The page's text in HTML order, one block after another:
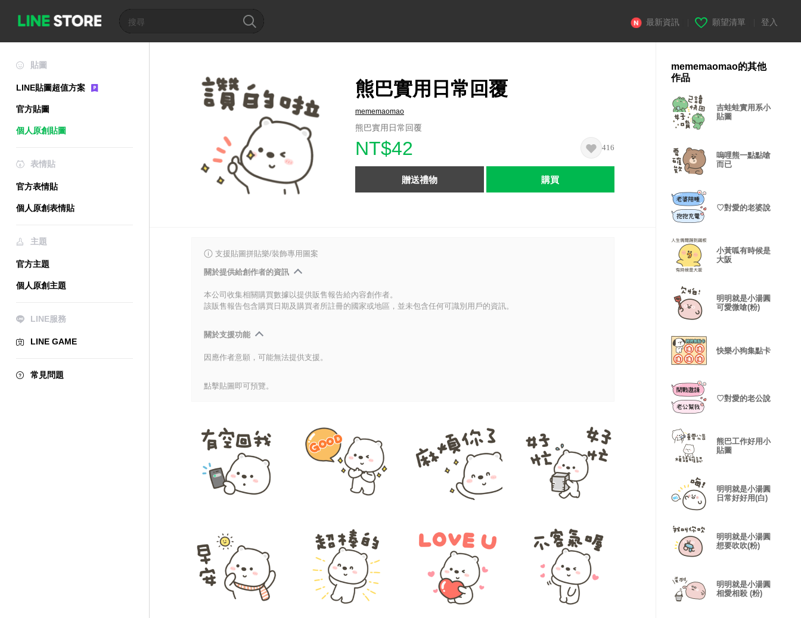
最新資訊 願望清單 登入
貼圖
LINE貼圖超值方案
官方貼圖
個人原創貼圖
表情貼
官方表情貼
個人原創表情貼
主題
官方主題
個人原創主題
LINE服務
LINE GAME
常見問題
熊巴實用日常回覆
mememaomao
熊巴實用日常回覆
NT$42 416
贈送禮物 購買
支援貼圖拼貼樂/裝飾專用圖案
關於提供給創作者的資訊
本公司收集相關購買數據以提供販售報告給內容創作者。
該販售報告包含購買日期及購買者所註冊的國家或地區，並未包含任何可識別用戶的資訊。
關於支援功能
因應作者意願，可能無法提供支援。
點擊貼圖即可預覽。
mememaomao的其他
作品
吉蛙蛙實用系小
貼圖
嗚哩熊一點點嗆
而已
♡對愛的老婆說
小黃呱有時候是
大阪
明明就是小湯圓
可愛微嗆(粉)
快樂小狗集點卡
♡對愛的老公說
熊巴工作好用小
貼圖
明明就是小湯圓
日常好好用(白)
明明就是小湯圓
想要吹吹(粉)
明明就是小湯圓
相愛相殺 (粉)